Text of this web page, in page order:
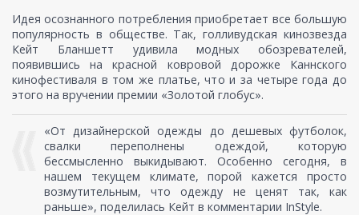
Идея осознанного потребления приобретает все большую
популярность в обществе. Так, голливудская кинозвезда
Кейт Бланшетт удивила модных обозревателей,
появившись на красной ковровой дорожке Каннского
кинофестиваля в том же платье, что и за четыре года до
этого на вручении премии «Золотой глобус».
«От дизайнерской одежды до дешевых футболок,
свалки переполнены одеждой, которую
бессмысленно выкидывают. Особенно сегодня, в
нашем текущем климате, порой кажется просто
возмутительным, что одежду не ценят так, как
раньше», поделилась Кейт в комментарии InStyle.